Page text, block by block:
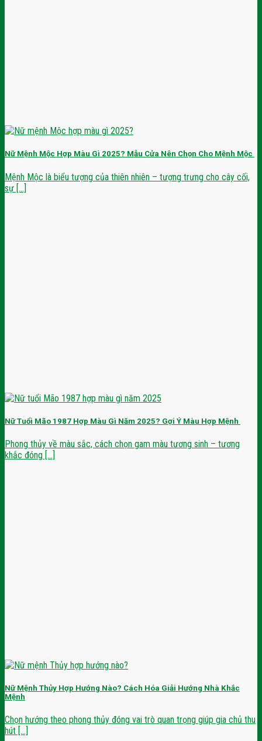
Nữ Mệnh Mộc Hợp Màu Gì 2025? Mẫu Cửa Nên Chọn Cho Mệnh Mộc
Mệnh Mộc là biểu tượng của thiên nhiên – tượng trưng cho cây cối,
sự [...]
Nữ Tuổi Mão 1987 Hợp Màu Gì Năm 2025? Gợi Ý Màu Hợp Mệnh
Phong thủy về màu sắc, cách chọn gam màu tương sinh – tương
khắc đóng [...]
Nữ Mệnh Thủy Hợp Hướng Nào? Cách Hóa Giải Hướng Nhà Khắc
Mệnh
Chọn hướng theo phong thủy đóng vai trò quan trọng giúp gia chủ thu
hút [...]